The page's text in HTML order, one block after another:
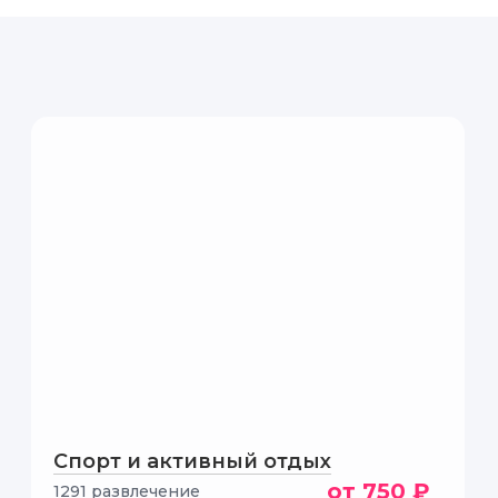
Спорт и активный отдых
1291 развлечение от 750 ₽